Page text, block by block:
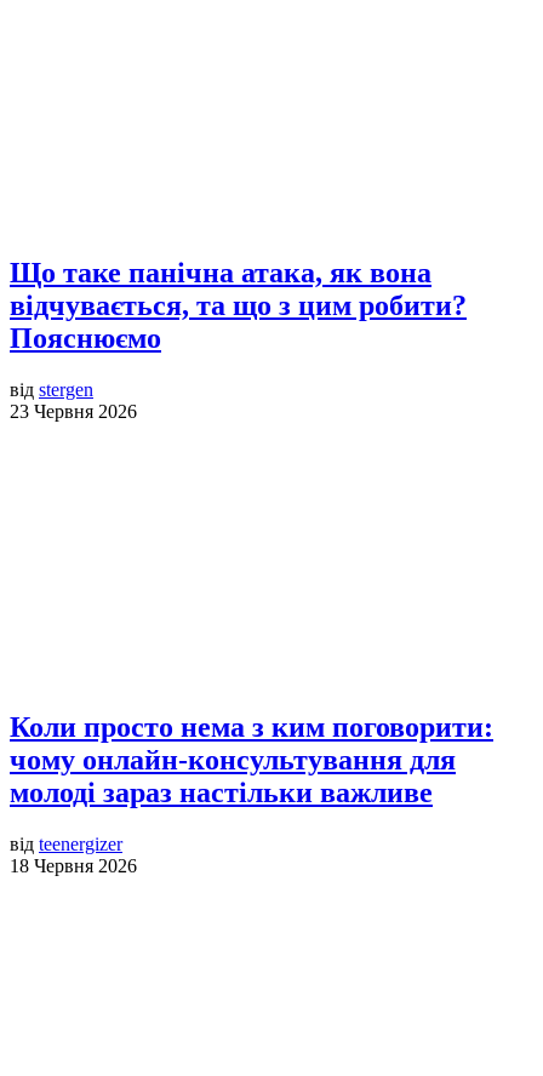
Що таке панічна атака, як вона
відчувається, та що з цим робити?
Пояснюємо
від stergen
23 Червня 2026
Коли просто нема з ким поговорити:
чому онлайн-консультування для
молоді зараз настільки важливе
від teenergizer
18 Червня 2026